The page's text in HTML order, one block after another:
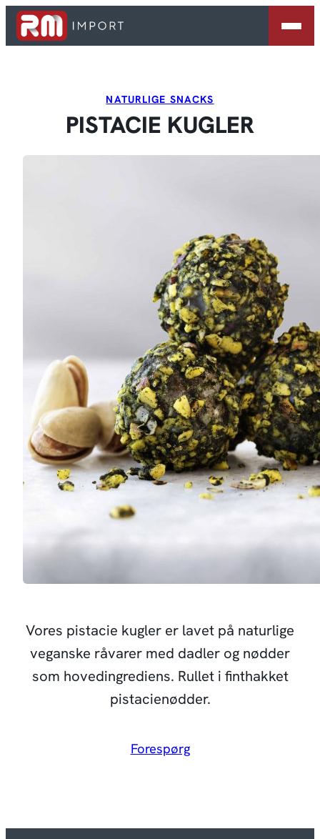
Spring
NATURLIGE SNACKS
PISTACIE KUGLER
Vores pistacie kugler er lavet på naturlige
veganske råvarer med dadler og nødder
som hovedingrediens. Rullet i finthakket
pistacienødder.
Forespørg